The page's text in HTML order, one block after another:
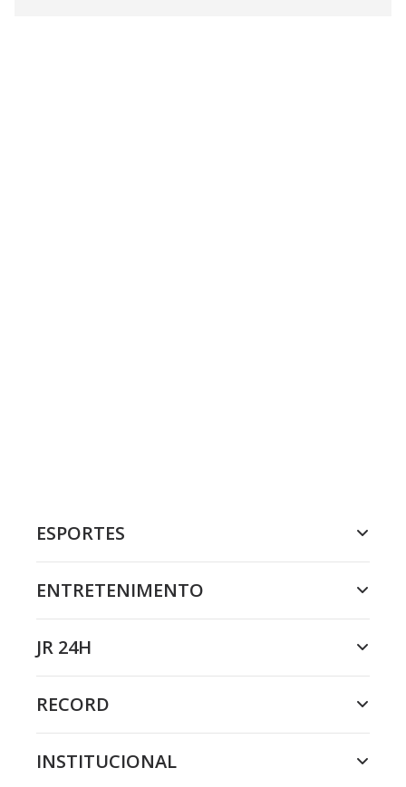
ESPORTES
ENTRETENIMENTO
JR 24H
RECORD
INSTITUCIONAL